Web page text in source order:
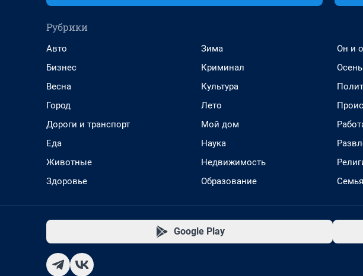
Рубрики
Авто
Бизнес
Весна
Город
Дороги и транспорт
Еда
Животные
Здоровье
Зима
Криминал
Культура
Лето
Мой дом
Наука
Недвижимость
Образование
Он и
Осень
Семья
Google Play